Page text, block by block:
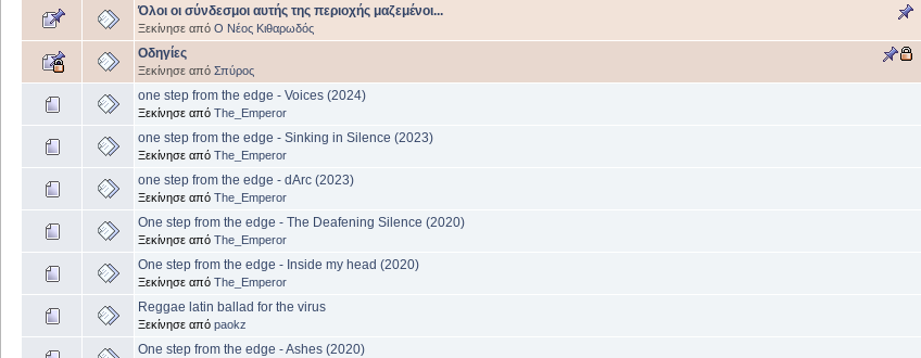
Όλοι οι σύνδεσμοι αυτής της περιοχής μαζεμένοι...
Ξεκίνησε από Ο Νέος Κιθαρωδός
Οδηγίες
Ξεκίνησε από Σπύρος
one step from the edge - Voices (2024)
Ξεκίνησε από The_Emperor
one step from the edge - Sinking in Silence (2023)
Ξεκίνησε από The_Emperor
one step from the edge - dArc (2023)
Ξεκίνησε από The_Emperor
One step from the edge - The Deafening Silence (2020)
Ξεκίνησε από The_Emperor
One step from the edge - Inside my head (2020)
Ξεκίνησε από The_Emperor
Reggae latin ballad for the virus
Ξεκίνησε από paokz
One step from the edge - Ashes (2020)